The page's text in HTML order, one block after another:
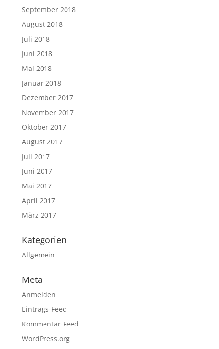
September 2018
August 2018
Juli 2018
Juni 2018
Mai 2018
Januar 2018
Dezember 2017
November 2017
Oktober 2017
August 2017
Juli 2017
Juni 2017
Mai 2017
April 2017
März 2017
Kategorien
Allgemein
Meta
Anmelden
Eintrags-Feed
Kommentar-Feed
WordPress.org